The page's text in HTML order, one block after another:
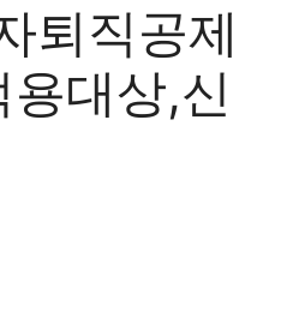
퇴직공제
대상,신